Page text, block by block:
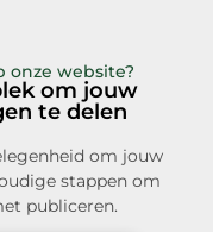
onze website?
om jouw
te delen
om jouw
stappen om
publiceren.